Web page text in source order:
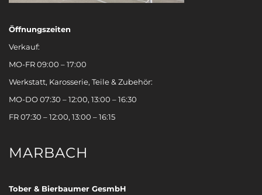
Öffnungszeiten
Verkauf:
MO-FR 09:00 – 17:00
Werkstatt, Karosserie, Teile & Zubehör:
MO-DO 07:30 – 12:00, 13:00 – 16:30
FR 07:30 – 12:00, 13:00 – 16:15
MARBACH
Tober & Bierbaumer GesmbH